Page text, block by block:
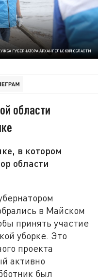
ГУБЕРНАТОРА АРХАНГЕЛЬСКОЙ ОБЛАСТИ
области
в котором
области
в Майском
принять участие
уборке. Это
проекта
активно
был